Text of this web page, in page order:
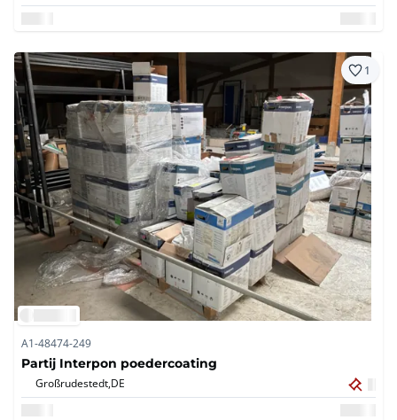
1
A1-48474-249
Partij Interpon poedercoating
Großrudestedt,DE